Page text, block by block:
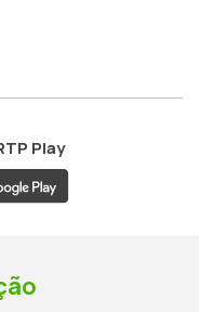
Play